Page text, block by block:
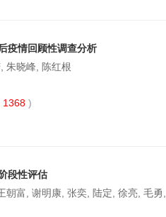
疫情回顾性调查分析
朱晓峰, 陈红根
1368 )
段性评估
朝富, 谢明康, 张奕, 陆定, 徐亮, 毛